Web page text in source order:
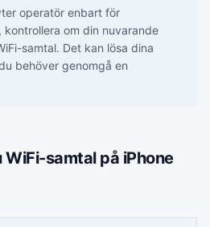
operatör enbart för
kontrollera om din nuvarande
samtal. Det kan lösa dina
behöver genomgå en
samtal på iPhone